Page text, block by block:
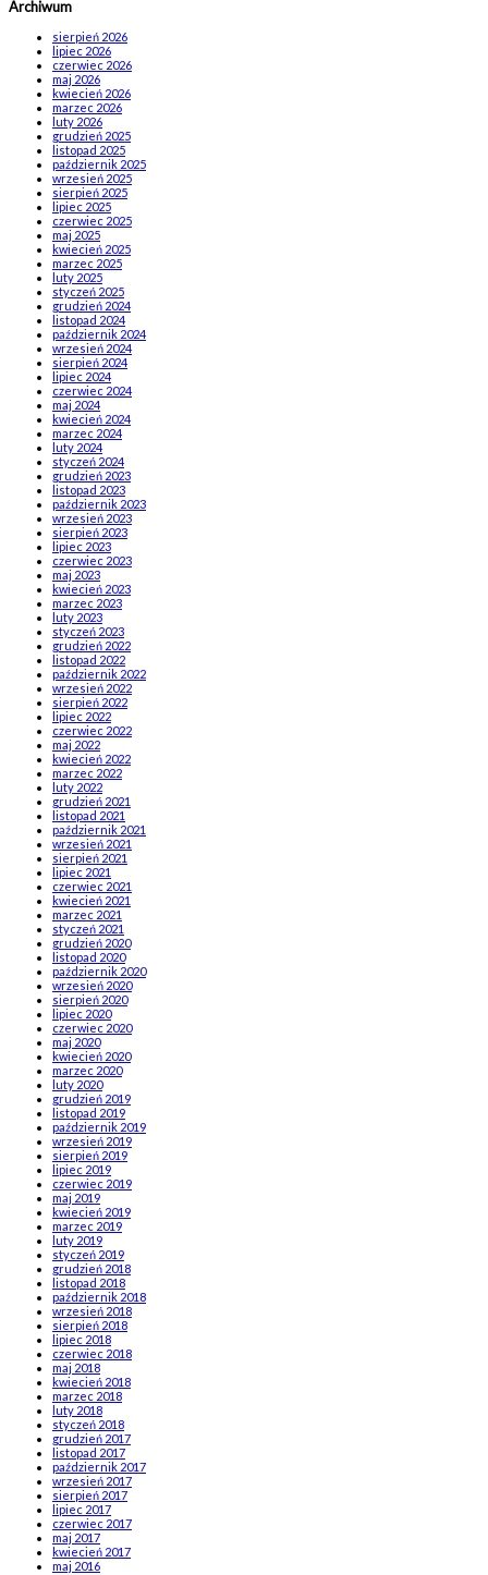
Archiwum
sierpień 2026
lipiec 2026
czerwiec 2026
maj 2026
kwiecień 2026
marzec 2026
luty 2026
grudzień 2025
listopad 2025
październik 2025
wrzesień 2025
sierpień 2025
lipiec 2025
czerwiec 2025
maj 2025
kwiecień 2025
marzec 2025
luty 2025
styczeń 2025
grudzień 2024
listopad 2024
październik 2024
wrzesień 2024
sierpień 2024
lipiec 2024
czerwiec 2024
maj 2024
kwiecień 2024
marzec 2024
luty 2024
styczeń 2024
grudzień 2023
listopad 2023
październik 2023
wrzesień 2023
sierpień 2023
lipiec 2023
czerwiec 2023
maj 2023
kwiecień 2023
marzec 2023
luty 2023
styczeń 2023
grudzień 2022
listopad 2022
październik 2022
wrzesień 2022
sierpień 2022
lipiec 2022
czerwiec 2022
maj 2022
kwiecień 2022
marzec 2022
luty 2022
grudzień 2021
listopad 2021
październik 2021
wrzesień 2021
sierpień 2021
lipiec 2021
czerwiec 2021
kwiecień 2021
marzec 2021
styczeń 2021
grudzień 2020
listopad 2020
październik 2020
wrzesień 2020
sierpień 2020
lipiec 2020
czerwiec 2020
maj 2020
kwiecień 2020
marzec 2020
luty 2020
grudzień 2019
listopad 2019
październik 2019
wrzesień 2019
sierpień 2019
lipiec 2019
czerwiec 2019
maj 2019
kwiecień 2019
marzec 2019
luty 2019
styczeń 2019
grudzień 2018
listopad 2018
październik 2018
wrzesień 2018
sierpień 2018
lipiec 2018
czerwiec 2018
maj 2018
kwiecień 2018
marzec 2018
luty 2018
styczeń 2018
grudzień 2017
listopad 2017
październik 2017
wrzesień 2017
sierpień 2017
lipiec 2017
czerwiec 2017
maj 2017
kwiecień 2017
maj 2016